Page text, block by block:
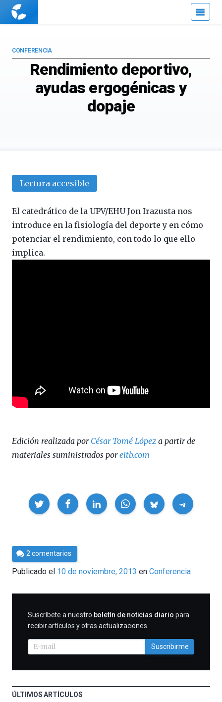
Cuaderno
Rendimiento deportivo,
ayudas ergogénicas y
dopaje
CONFERENCIA
Lectura accesible
El catedrático de la UPV/EHU Jon Irazusta nos
introduce en la fisiología del deporte y en cómo
potenciar el rendimiento, con todo lo que ello
implica.
Edición realizada por César Tomé López a partir de
materiales suministrados poreitb.com
Compartir
Por
César
Tomé
2 comentarios
Publicado el 10 de noviembre, 2013 en Conferencia
SUSCRIBIRME
Suscríbete a nuestro boletín de noticias diario para
recibir artículos y otras actualizaciones.
Suscribirme
ÚLTIMOS ARTÍCULOS